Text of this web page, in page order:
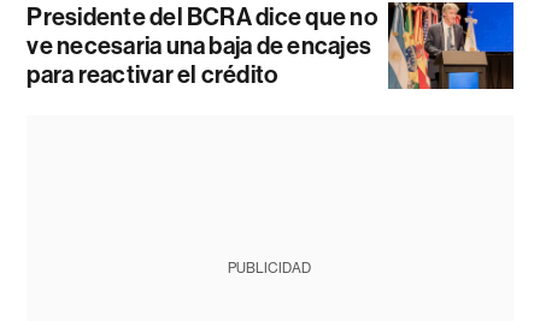
Presidente del BCRA dice que no
ve necesaria una baja de encajes
para reactivar el crédito
PUBLICIDAD